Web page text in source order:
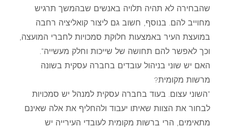
שהבחירה לא תהיה תלויה באנשים שבהמשך תרגיש
מחוייב להם. בנוסף, חשוב גם ליצור קואליציה רחבה
במועצת העיר באמצעות חלוקת סמכויות לחברי המועצה,
וכך לאפשר להם תחושה של שייכות וחלק מעשייה".
האם יש שוני בניהול עובדים בחברה עסקית בשונה
מרשות מקומית?
"השוני עצום. בעוד בחברה עסקית למנהל יש סמכויות
לבחור את הצוות שאיתו יעבוד ולהחליף את אלה שאינם
מתאימים, הרי ברשות מקומית לעובדי העירייה יש